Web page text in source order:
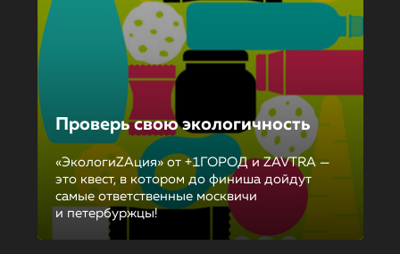
Проверь свою экологичность
«ЭкологиZAция» от +1ГОРОД и ZAVTRA —
это квест, в котором до финиша дойдут
самые ответственные москвичи
и петербуржцы!